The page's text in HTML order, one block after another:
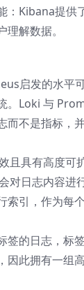
：Kibana提供
解数据。
启发的水平
。Loki 与
而不是指标，
且具有高度可
对日志内容进
索引，作为每
签的日志，标
因此拥有一组